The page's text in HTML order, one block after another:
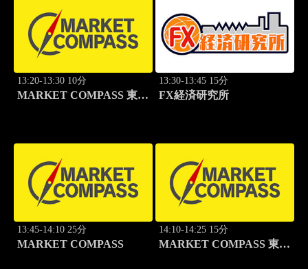
13:20-13:30 10分
MARKET COMPASS 東証
13:30-13:45 15分
FX経済研究所
13:45-14:10 25分
MARKET COMPASS
14:10-14:25 15分
MARKET COMPASS 東証